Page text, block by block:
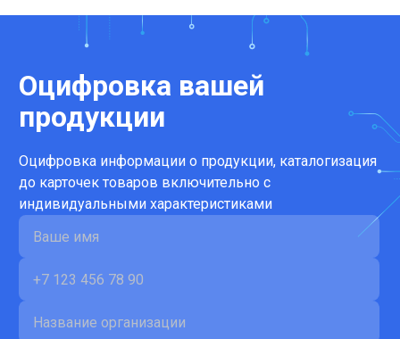
Оцифровка вашей
продукции
Оцифровка информации о продукции, каталогизация
до карточек товаров включительно с
индивидуальными характеристиками